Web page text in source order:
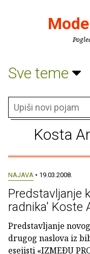
Sve teme
Kosta
NAJAVA • 19.03.2008.
Predstavljanje
radnika' Koste
Predstavljanje
drugog naslova iz
esejisti «IZMEÐU